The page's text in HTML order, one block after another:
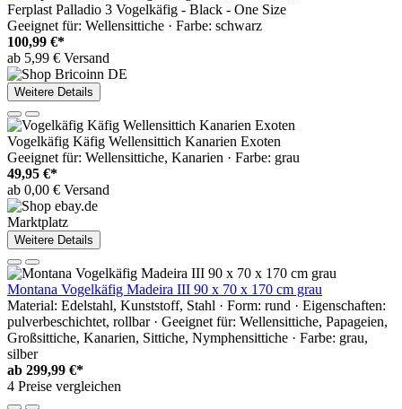
Ferplast Palladio 3 Vogelkäfig - Black - One Size
Geeignet für: Wellensittiche · Farbe: schwarz
100,99 €*
ab 5,99 € Versand
Weitere Details
Vogelkäfig Käfig Wellensittich Kanarien Exoten
Geeignet für: Wellensittiche, Kanarien · Farbe: grau
49,95 €*
ab 0,00 € Versand
Marktplatz
Weitere Details
Montana Vogelkäfig Madeira III 90 x 70 x 170 cm grau
Material: Edelstahl, Kunststoff, Stahl · Form: rund · Eigenschaften:
pulverbeschichtet, rollbar · Geeignet für: Wellensittiche, Papageien,
Großsittiche, Kanarien, Sittiche, Nymphensittiche · Farbe: grau,
silber
ab 299,99 €*
4 Preise vergleichen